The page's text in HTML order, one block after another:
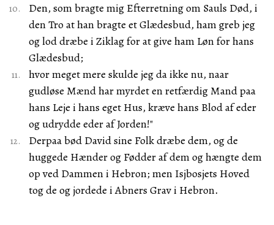
Den, som bragte mig Efterretning om Sauls Død, i
den Tro at han bragte et Glædesbud, ham greb jeg
og lod dræbe i Ziklag for at give ham Løn for hans
Glædesbud;
hvor meget mere skulde jeg da ikke nu, naar
gudløse Mænd har myrdet en retfærdig Mand paa
hans Leje i hans eget Hus, kræve hans Blod af eder
og udrydde eder af Jorden!"
Derpaa bød David sine Folk dræbe dem, og de
huggede Hænder og Fødder af dem og hængte dem
op ved Dammen i Hebron; men Isjbosjets Hoved
tog de og jordede i Abners Grav i Hebron.